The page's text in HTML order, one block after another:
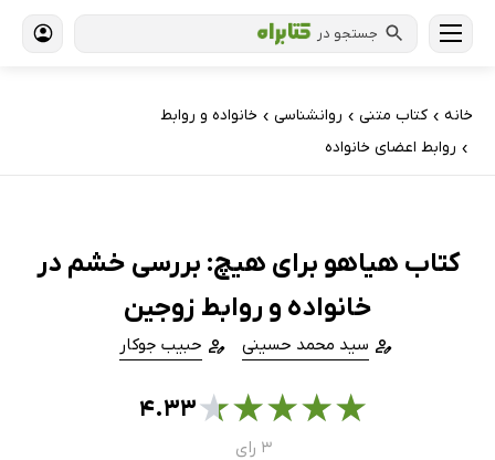
جستجو در
خانه › کتاب‌ متنی › روانشناسی › خانواده و روابط
› روابط اعضای خانواده
کتاب هیاهو برای هیچ: بررسی خشم در
خانواده و روابط زوجین
سید محمد حسینی حبیب جوکار
★
★
★
★
★۴.۳۳
۳ رای